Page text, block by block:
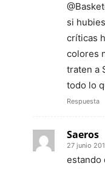
si
críticas
colores
traten a
todo lo
Respuesta
Saeros
27 junio
estando